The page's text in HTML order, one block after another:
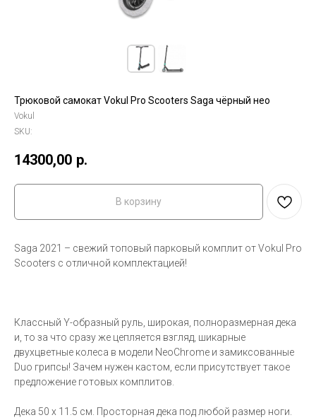
Трюковой самокат Vokul Pro Scooters Saga чёрный нео
Vokul
SKU:
14300,00 р.
В корзину
Saga 2021 – свежий топовый парковый комплит от Vokul Pro
Scooters c отличной комплектацией!
Классный Y-образный руль, широкая, полноразмерная дека
и, то за что сразу же цепляется взгляд, шикарные
двухцветные колеса в модели NeoChrome и замиксованные
Duo грипсы! Зачем нужен кастом, если присутствует такое
предложение готовых комплитов.
Дека 50 х 11.5 см. Просторная дека под любой размер ноги.